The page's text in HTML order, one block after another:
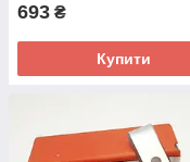
693 ₴
Купити